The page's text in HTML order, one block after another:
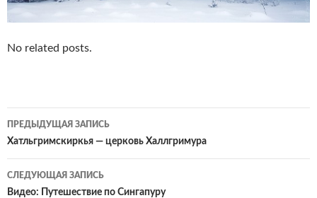
No related posts.
Навигация
по
записям
ПРЕДЫДУЩАЯ ЗАПИСЬ
Хатльгримскиркья — церковь Халлгримура
СЛЕДУЮЩАЯ ЗАПИСЬ
Видео: Путешествие по Сингапуру